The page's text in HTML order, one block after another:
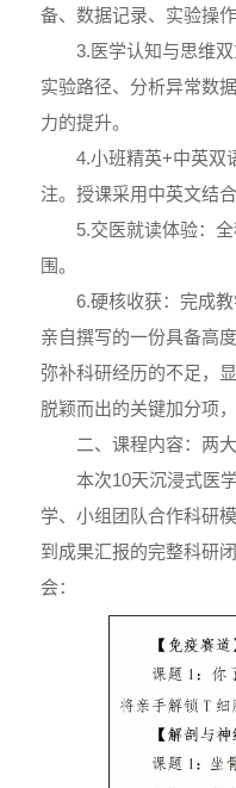
备、数据记录、实验操
3.医学认知与思维
实验路径、分析异常数
力的提升。
4.小班精英+中英双
注。授课采用中英文结合
5.交医就读体验：
围。
6.硬核收获：完成
亲自撰写的一份具备高
弥补科研经历的不足，
脱颖而出的关键加分项
二、课程内容：两
本次10天沉浸式医
学、小组团队合作科研
到成果汇报的完整科研
会：